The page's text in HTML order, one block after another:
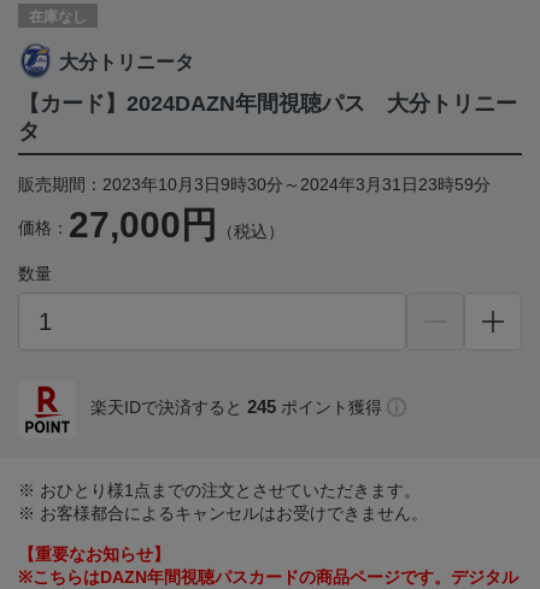
在庫なし
大分トリニータ
【カード】2024DAZN年間視聴パス 大分トリニー
タ
販売期間：2023年10月3日9時30分～2024年3月31日23時59分
価格： 27,000円 （税込）
数量
楽天IDで決済すると 245 ポイント獲得
※ おひとり様1点までの注文とさせていただきます。
※ お客様都合によるキャンセルはお受けできません。
【重要なお知らせ】
※こちらはDAZN年間視聴パスカードの商品ページです。デジタル